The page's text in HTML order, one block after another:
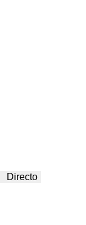
Directo